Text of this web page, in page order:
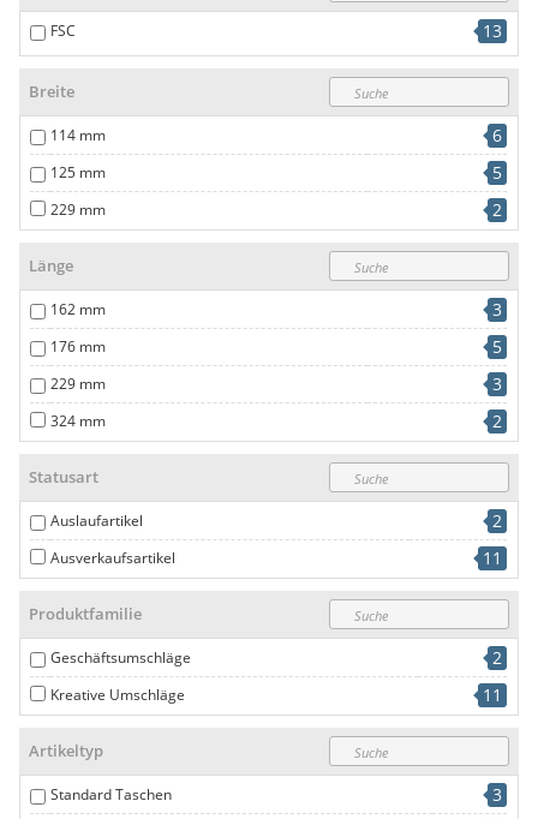
FSC 13
Breite
114 mm 6
125 mm 5
229 mm 2
Länge
162 mm 3
176 mm 5
229 mm 3
324 mm 2
Statusart
Auslaufartikel 2
Ausverkaufsartikel 11
Produktfamilie
Geschäftsumschläge 2
Kreative Umschläge 11
Artikeltyp
Standard Taschen 3